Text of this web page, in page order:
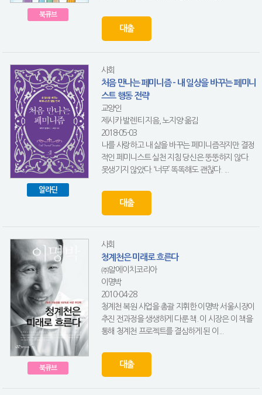
북큐브
대출
알라딘
사회
처음 만나는 페미니즘 - 내 일상을 바꾸는 페미니
스트 행동 전략
교양인
제시카 발렌티 지음, 노지양 옮김
2018-05-03
나를 사랑하고 내 삶을 바꾸는 페미니즘작지만 결정
적인 페미니스트 실천 지침 당신은 뚱뚱하지 않다.
못생기지 않았다. ‘너무’ 똑똑해도 괜찮다. ...
대출
북큐브
사회
청계천은 미래로 흐른다
㈜알에이치코리아
이명박
2010-04-28
청계천 복원 사업을 총괄 지휘한 이명박 서울시장이
추진 전과정을 생생하게 다룬 책. 이 시장은 이 책을
통해 청계천 프로젝트를 결심하게 된 이...
대출